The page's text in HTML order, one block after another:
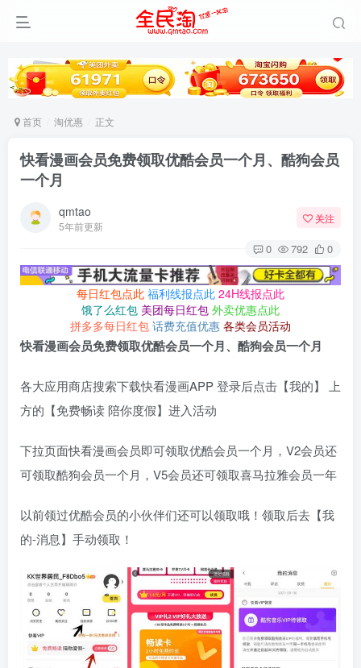
首页 淘优惠 正文
快看漫画会员免费领取优酷会员一个月、酷狗会员
一个月
qmtao
5年前更新
关注
0 792 0
每日红包点此 福利线报点此 24H线报点此
饿了么红包 美团每日红包 外卖优惠点此
拼多多每日红包 话费充值优惠 各类会员活动
快看漫画会员免费领取优酷会员一个月、酷狗会员一个月
各大应用商店搜索下载快看漫画APP 登录后点击【我的】 上
方的【免费畅读 陪你度假】进入活动
下拉页面快看漫画会员即可领取优酷会员一个月，V2会员还
可领取酷狗会员一个月，V5会员还可领取喜马拉雅会员一年
以前领过优酷会员的小伙伴们还可以领取哦！领取后去【我
的-消息】手动领取！